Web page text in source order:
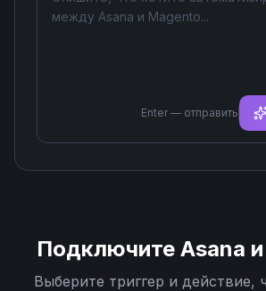
Enter — отправить
Подключите Asana и
Выберите триггер и действие,